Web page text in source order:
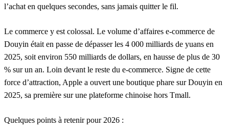
l’achat en quelques secondes, sans jamais quitter le fil.
Le commerce y est colossal. Le volume d’affaires e-commerce de
Douyin était en passe de dépasser les 4 000 milliards de yuans en
2025, soit environ 550 milliards de dollars, en hausse de plus de 30
% sur un an. Loin devant le reste du e-commerce. Signe de cette
force d’attraction, Apple a ouvert une boutique phare sur Douyin en
2025, sa première sur une plateforme chinoise hors Tmall.
Quelques points à retenir pour 2026 :